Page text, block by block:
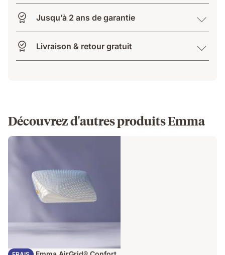
Jusqu’à 2 ans de garantie
Livraison & retour gratuit
Découvrez d'autres produits Emma